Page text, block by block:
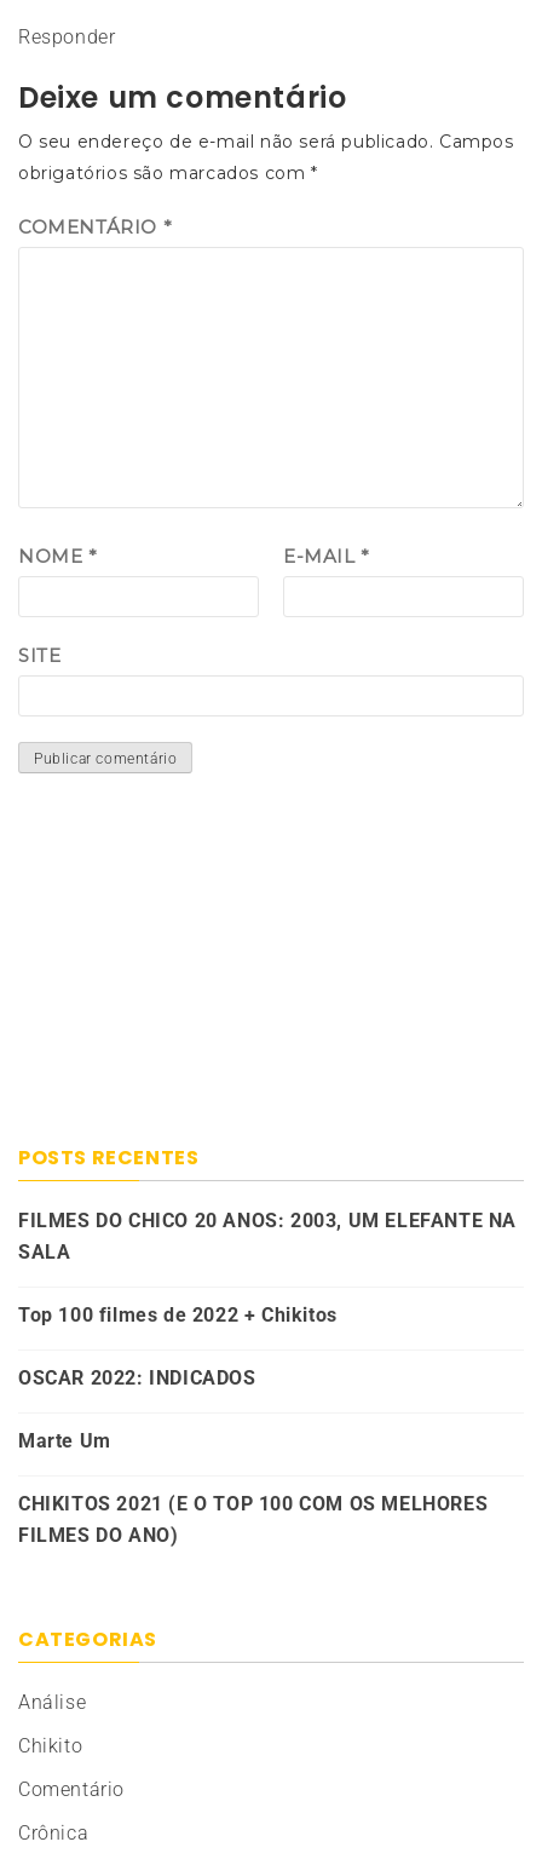
Responder
Deixe um comentário
O seu endereço de e-mail não será publicado. Campos
obrigatórios são marcados com*
COMENTÁRIO *
NOME * E-MAIL*
SITE
POSTS RECENTES
FILMES DO CHICO 20 ANOS: 2003, UM ELEFANTE NA
SALA
Top 100 filmes de 2022 + Chikitos
OSCAR 2022: INDICADOS
Marte Um
CHIKITOS 2021 (E O TOP 100 COM OS MELHORES
FILMES DO ANO)
CATEGORIAS
Análise
Chikito
Comentário
Crônica